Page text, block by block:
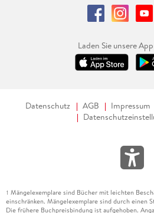
Laden Sie unsere
Datenschutz AGB Impressum
1 Mängelexemplare sind Bücher mit leichten
einschränken. Mängelexemplare sind durch einen
Die frühere Buchpreisbindung ist aufgehoben.